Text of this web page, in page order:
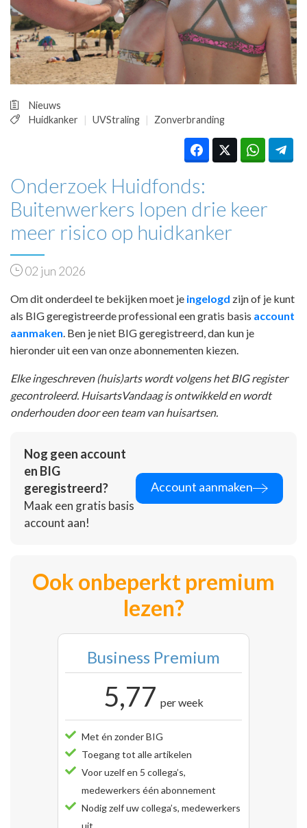
PRAKTIJKZAKEN
TARIEVEN
VPHUISARTSEN
MEDISCHE VAKHANDEL
REGISTRATIE
Nieuws
Huidkanker
UVStraling Zonverbranding
Onderzoek Huidfonds:
Buitenwerkers lopen drie keer
meer risico op huidkanker
02 jun 2026
Om dit onderdeel te bekijken moet je ingelogd zijn of je kunt
als BIG geregistreerde professional een gratis basis account
aanmaken . Ben je niet BIG geregistreerd, dan kun je
hieronder uit een van onze abonnementen kiezen.
Elke ingeschreven (huis)arts wordt volgens het BIG register
gecontroleerd. HuisartsVandaag is ontwikkeld en wordt
onderhouden door een team van huisartsen.
Nog geen account
en BIG
geregistreerd?
Maak een gratis basis
account aan!
Account aanmaken
Ook onbeperkt premium
lezen?
Business Premium
5,77 per week
Met én zonder BIG
Toegang tot alle artikelen
Voor uzelf en 5 collega’s,
medewerkers één abonnement
Nodig zelf uw collega’s, medewerkers
uit